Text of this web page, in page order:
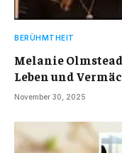
BERÜHMTHEIT
Melanie
Leben und
November 30, 2025